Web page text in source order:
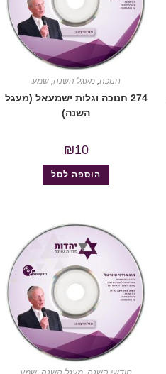
חנוכה,מעגל השנה,שמע
274 חנוכה וגלות ישמעאל (מעגל
השנה)
₪10
הוספה לסל